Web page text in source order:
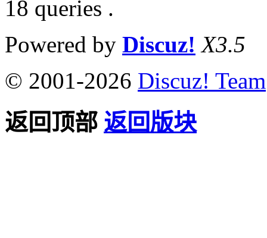
18 queries .
Powered by Discuz! X3.5
© 2001-2026 Discuz! Team
返回顶部 返回版块